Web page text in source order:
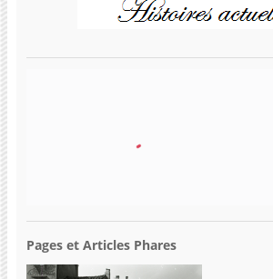
Pages et Articles Phares